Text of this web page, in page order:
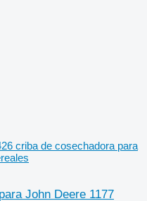
criba de cosechadora para
John Deere 1177